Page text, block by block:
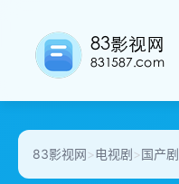
83影视网>电视剧>国产剧